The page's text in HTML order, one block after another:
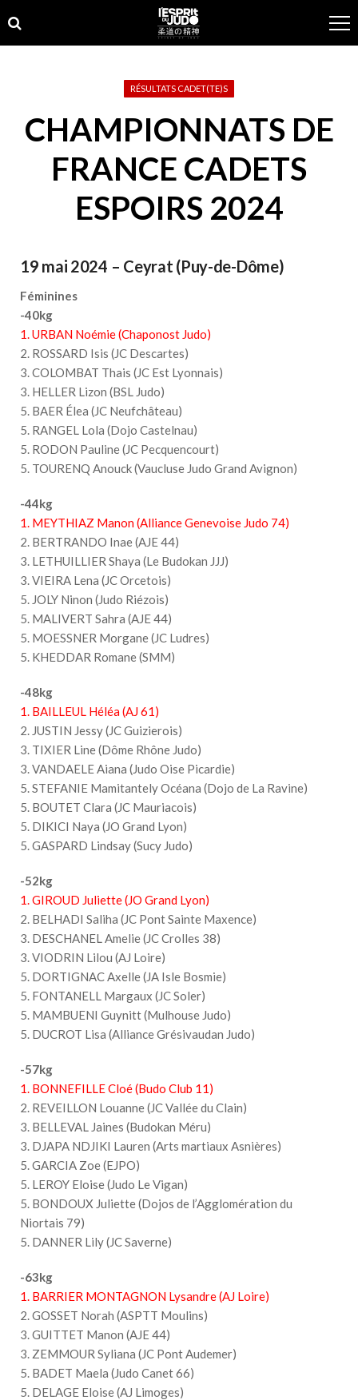
to
navigation
to
content
RÉSULTATS CADET(TE)S
CHAMPIONNATS DE
FRANCE CADETS
ESPOIRS 2024
19 mai 2024 – Ceyrat (Puy-de-Dôme)
Féminines
-40kg
1. URBAN Noémie (Chaponost Judo)
2. ROSSARD Isis (JC Descartes)
3. COLOMBAT Thais (JC Est Lyonnais)
3. HELLER Lizon (BSL Judo)
5. BAER Élea (JC Neufchâteau)
5. RANGEL Lola (Dojo Castelnau)
5. RODON Pauline (JC Pecquencourt)
5. TOURENQ Anouck (Vaucluse Judo Grand Avignon)
-44kg
1. MEYTHIAZ Manon (Alliance Genevoise Judo 74)
2. BERTRANDO Inae (AJE 44)
3. LETHUILLIER Shaya (Le Budokan JJJ)
3. VIEIRA Lena (JC Orcetois)
5. JOLY Ninon (Judo Riézois)
5. MALIVERT Sahra (AJE 44)
5. MOESSNER Morgane (JC Ludres)
5. KHEDDAR Romane (SMM)
-48kg
1. BAILLEUL Héléa (AJ 61)
2. JUSTIN Jessy (JC Guizierois)
3. TIXIER Line (Dôme Rhône Judo)
3. VANDAELE Aiana (Judo Oise Picardie)
5. STEFANIE Mamitantely Océana (Dojo de La Ravine)
5. BOUTET Clara (JC Mauriacois)
5. DIKICI Naya (JO Grand Lyon)
5. GASPARD Lindsay (Sucy Judo)
-52kg
1. GIROUD Juliette (JO Grand Lyon)
2. BELHADI Saliha (JC Pont Sainte Maxence)
3. DESCHANEL Amelie (JC Crolles 38)
3. VIODRIN Lilou (AJ Loire)
5. DORTIGNAC Axelle (JA Isle Bosmie)
5. FONTANELL Margaux (JC Soler)
5. MAMBUENI Guynitt (Mulhouse Judo)
5. DUCROT Lisa (Alliance Grésivaudan Judo)
-57kg
1. BONNEFILLE Cloé (Budo Club 11)
2. REVEILLON Louanne (JC Vallée du Clain)
3. BELLEVAL Jaines (Budokan Méru)
3. DJAPA NDJIKI Lauren (Arts martiaux Asnières)
5. GARCIA Zoe (EJPO)
5. LEROY Eloise (Judo Le Vigan)
5. BONDOUX Juliette (Dojos de l’Agglomération du
Niortais 79)
5. DANNER Lily (JC Saverne)
-63kg
1. BARRIER MONTAGNON Lysandre (AJ Loire)
2. GOSSET Norah (ASPTT Moulins)
3. GUITTET Manon (AJE 44)
3. ZEMMOUR Syliana (JC Pont Audemer)
5. BADET Maela (Judo Canet 66)
5. DELAGE Eloise (AJ Limoges)